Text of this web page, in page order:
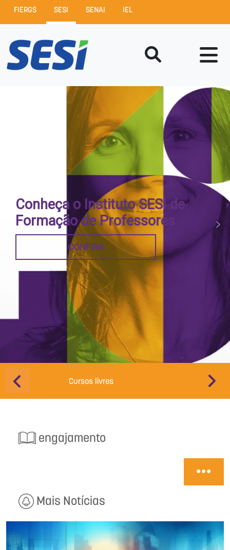
FIERGS SESI SENAI IEL
Conheça o Instituto SESI de
Formação de Professores
CONFIRA
Cursos livres Educação
engajamento
Mais Notícias